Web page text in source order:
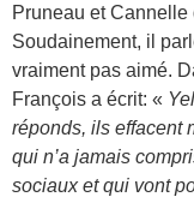
Pruneau et
Soudainement, il
vraiment pas aimé.
François a écrit: «
réponds, ils effacent
qui n’a jamais
sociaux et qui vont